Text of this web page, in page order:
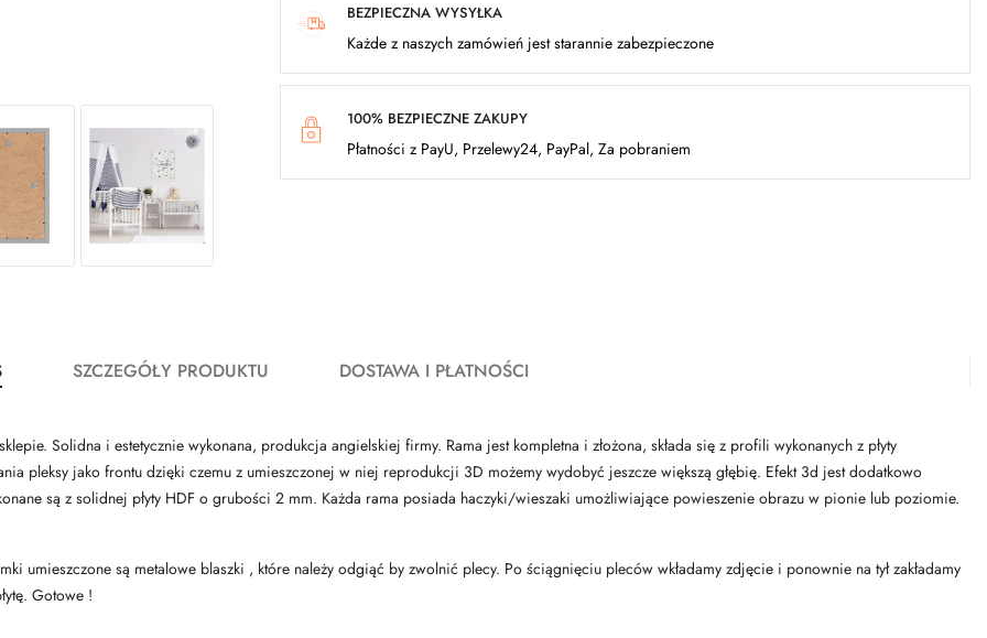
BEZPIECZNA WYSYŁKA
Każde z naszych zamówień jest starannie zabezpieczone
100% BEZPIECZNE ZAKUPY
Płatności z PayU, Przelewy24, PayPal, Za pobraniem
SZCZEGÓŁY PRODUKTU DOSTAWA I PŁATNOŚCI
Solidna i estetycznie wykonana, produkcja angielskiej firmy. Rama jest kompletna i złożona, składa się z profili wykonanych z płyty
pleksy jako frontu dzięki czemu z umieszczonej w niej reprodukcji 3D możemy wydobyć jeszcze większą głębię. Efekt 3d jest dodatkowo
są z solidnej płyty HDF o grubości 2 mm. Każda rama posiada haczyki/wieszaki umożliwiające powieszenie obrazu w pionie lub poziomie.
umieszczone są metalowe blaszki , które należy odgiąć by zwolnić plecy. Po ściągnięciu pleców wkładamy zdjęcie i ponownie na tył zakładamy
Gotowe !